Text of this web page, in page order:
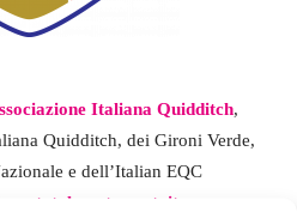
Italiana Quidditch,
Quidditch, dei Gironi Verde,
e dell’Italian EQC
e totalmente gratuito